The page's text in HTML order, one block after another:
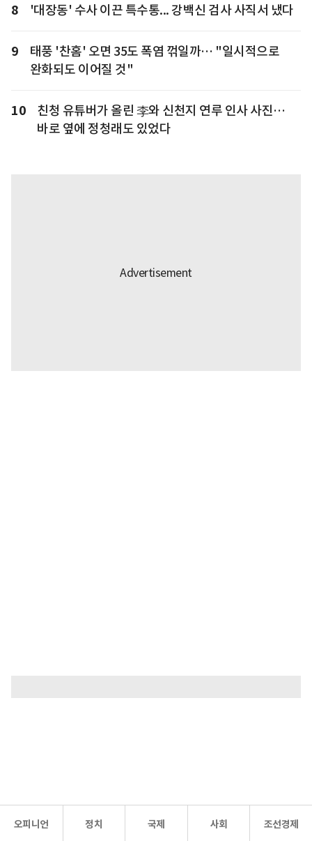
8 '대장동' 수사 이끈 특수통... 강백신 검사 사직서 냈다
9
태풍 '찬홈' 오면 35도 폭염 꺾일까… "일시적으로
완화되도 이어질 것"
10
친청 유튜버가 올린 李와 신천지 연루 인사 사진…
바로 옆에 정청래도 있었다
오피니언 정치 국제 사회 조선경제